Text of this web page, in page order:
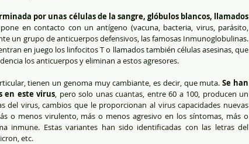
por unas células de la sangre, glóbulos blancos, llamados
en contacto con un antígeno (vacuna, bacteria, virus, parásito,
un grupo de anticuerpos defensivos, las famosas Inmunoglobulinas.
en juego los linfocitos T o llamados también células asesinas, que
los anticuerpos y eliminan a estos agresores.
tienen un genoma muy cambiante, es decir, que muta. Se han
en este virus, pero solo unas cuantas, entre 60 a 100, producen un
del virus, cambios que le proporcionan al virus capacidades nuevas
o menos virulento, más o menos agresivo en los síntomas, más o
inmune. Estas variantes han sido identificadas con las letras del
etc.